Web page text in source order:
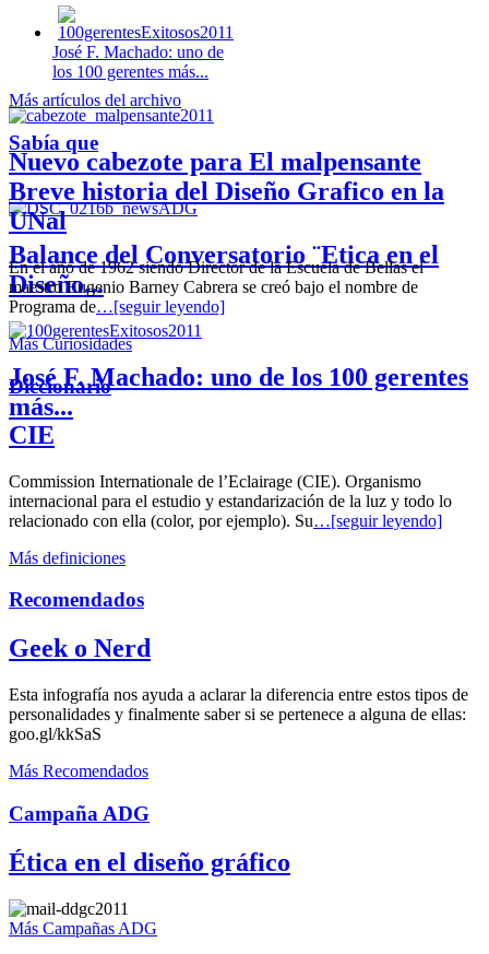
José F. Machado: uno de
los 100 gerentes más...
Nuevo cabezote para El malpensante
Balance del Conversatorio ¨Etica en el
Diseño...
José F. Machado: uno de los 100 gerentes
más...
Más artículos del archivo
Sabía que
Breve historia del Diseño Grafico en la
UNal
En el año de 1962 siendo Director de la Escuela de Bellas el
maestro Eugenio Barney Cabrera se creó bajo el nombre de
Programa de…[seguir leyendo]
Más Curiosidades
Diccionario
CIE
Commission Internationale de l’Eclairage (CIE). Organismo
internacional para el estudio y estandarización de la luz y todo lo
relacionado con ella (color, por ejemplo). Su…[seguir leyendo]
Más definiciones
Recomendados
Geek o Nerd
Esta infografía nos ayuda a aclarar la diferencia entre estos tipos de
personalidades y finalmente saber si se pertenece a alguna de ellas:
goo.gl/kkSaS
Más Recomendados
Campaña ADG
Ética en el diseño gráfico
Más Campañas ADG